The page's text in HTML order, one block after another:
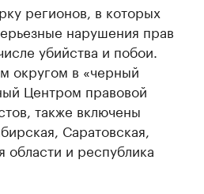
регионов, в которых
нарушения прав
убийства и побои.
округом в «черный
Центром правовой
также включены
Саратовская,
области и республика